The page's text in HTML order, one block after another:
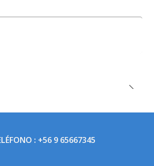
: +56 9 65667345